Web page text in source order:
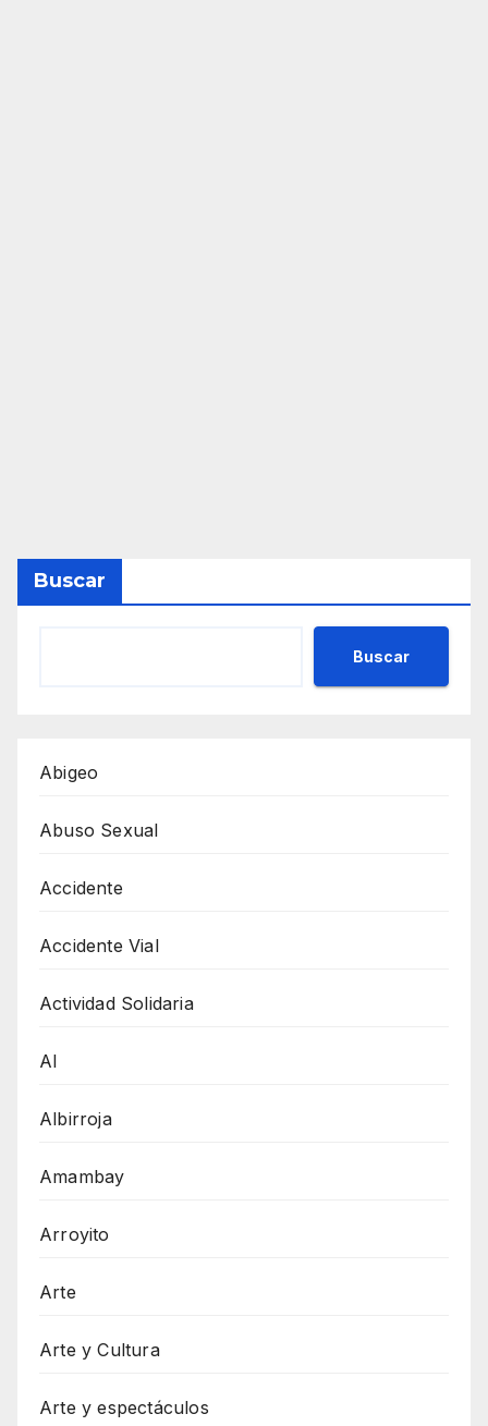
Buscar
Buscar
Abigeo
Abuso Sexual
Accidente
Accidente Vial
Actividad Solidaria
AI
Albirroja
Amambay
Arroyito
Arte
Arte y Cultura
Arte y espectáculos